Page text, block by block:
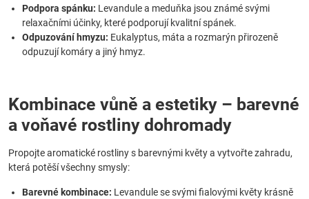
Podpora spánku: Levandule a meduňka jsou známé svými
relaxačními účinky, které podporují kvalitní spánek.
Odpuzování hmyzu: Eukalyptus, máta a rozmarýn přirozeně
odpuzují komáry a jiný hmyz.
Kombinace vůně a estetiky – barevné
a voňavé rostliny dohromady
Propojte aromatické rostliny s barevnými květy a vytvořte zahradu,
která potěší všechny smysly:
Barevné kombinace: Levandule se svými fialovými květy krásně